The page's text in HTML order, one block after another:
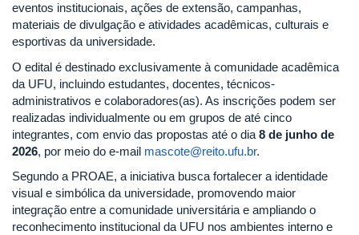
eventos institucionais, ações de extensão, campanhas,
materiais de divulgação e atividades acadêmicas, culturais e
esportivas da universidade.
O edital é destinado exclusivamente à comunidade acadêmica
da UFU, incluindo estudantes, docentes, técnicos-
administrativos e colaboradores(as). As inscrições podem ser
realizadas individualmente ou em grupos de até cinco
integrantes, com envio das propostas até o dia 8 de junho de
2026, por meio do e-mail mascote@reito.ufu.br.
Segundo a PROAE, a iniciativa busca fortalecer a identidade
visual e simbólica da universidade, promovendo maior
integração entre a comunidade universitária e ampliando o
reconhecimento institucional da UFU nos ambientes interno e